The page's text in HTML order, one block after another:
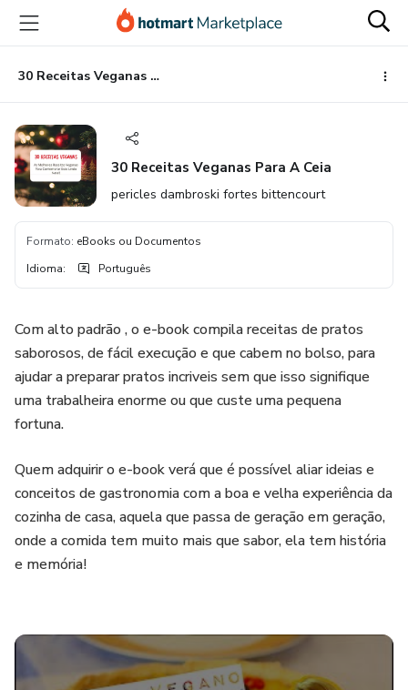
para
conteúdo
principal
para
pagamento
para
rodapé
30 Receitas Veganas Para A Ceia
30 Receitas Veganas Para A Ceia
pericles dambroski fortes bittencourt
Formato: eBooks ou Documentos
Idioma: Português
Com alto padrão , o e-book compila receitas de pratos
saborosos, de fácil execução e que cabem no bolso, para
ajudar a preparar pratos incriveis sem que isso signifique
uma trabalheira enorme ou que custe uma pequena
fortuna.
Quem adquirir o e-book verá que é possível aliar ideias e
conceitos de gastronomia com a boa e velha experiência da
cozinha de casa, aquela que passa de geração em geração,
onde a comida tem muito mais que sabor, ela tem história
e memória!